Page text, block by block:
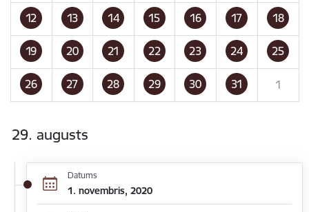
12 13 14 15 16 17 18
19 20 21 22 23 24 25
26 27 28 29 30 31 1
29. augusts
Datums
1. novembris, 2020